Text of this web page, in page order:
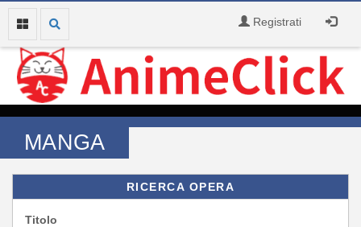
Registrati
MANGA
RICERCA OPERA
Titolo